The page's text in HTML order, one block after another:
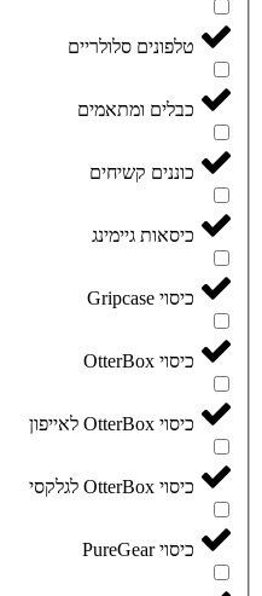
טלפונים סלולריים
כבלים ומתאמים
כוננים קשיחים
כיסאות גיימינג
כיסוי Gripcase
כיסוי OtterBox
כיסוי OtterBox לאייפון
כיסוי OtterBox לגלקסי
כיסוי PureGear